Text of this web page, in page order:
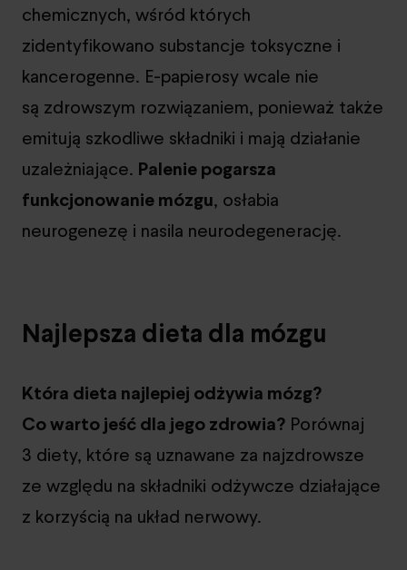
chemicznych, wśród których
zidentyfikowano substancje toksyczne i
kancerogenne. E-papierosy wcale nie
są zdrowszym rozwiązaniem, ponieważ także
emitują szkodliwe składniki i mają działanie
uzależniające. Palenie pogarsza
funkcjonowanie mózgu, osłabia
neurogenezę i nasila neurodegenerację.
Najlepsza dieta dla mózgu
Która dieta najlepiej odżywia mózg?
Co warto jeść dla jego zdrowia? Porównaj
3 diety, które są uznawane za najzdrowsze
ze względu na składniki odżywcze działające
z korzyścią na układ nerwowy.